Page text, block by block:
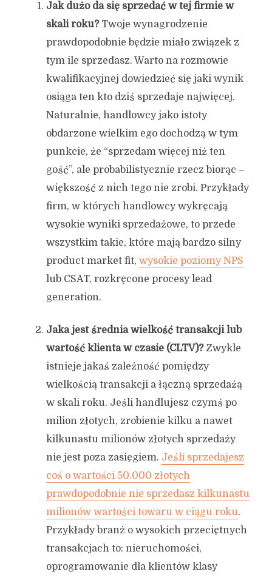
Jak dużo da się sprzedać w tej firmie w
skali roku?Twoje wynagrodzenie
prawdopodobnie będzie miało związek z
tym ile sprzedasz. Warto na rozmowie
kwalifikacyjnej dowiedzieć się jaki wynik
osiąga ten kto dziś sprzedaje najwięcej.
Naturalnie, handlowcy jako istoty
obdarzone wielkim ego dochodzą w tym
punkcie, że “sprzedam więcej niż ten
gość”, ale probabilistycznie rzecz biorąc –
większość z nich tego nie zrobi. Przykłady
firm, w których handlowcy wykręcają
wysokie wyniki sprzedażowe, to przede
wszystkim takie, które mają bardzo silny
product market fit, wysokie poziomy NPS
lub CSAT, rozkręcone procesy lead
generation.
Jaka jest średnia wielkość transakcji lub
wartość klienta w czasie (CLTV)? Zwykle
istnieje jakaś zależność pomiędzy
wielkością transakcji a łączną sprzedażą
w skali roku. Jeśli handlujesz czymś po
milion złotych, zrobienie kilku a nawet
kilkunastu milionów złotych sprzedaży
nie jest poza zasięgiem. Jeśli sprzedajesz
coś o wartości 50.000 złotych
prawdopodobnie nie sprzedasz kilkunastu
milionów wartości towaru w ciągu roku.
Przykłady branż o wysokich przeciętnych
transakcjach to: nieruchomości,
oprogramowanie dla klientów klasy